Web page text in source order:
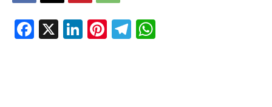
Facebook
X LinkedIn
Pinterest
Telegram